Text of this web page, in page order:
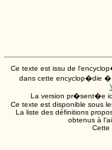
Ce texte est issu de
dans cette encyclop�die �
La version pr�sent�e
Ce texte est disponible sous
La liste des définitions
obtenus à
Cette